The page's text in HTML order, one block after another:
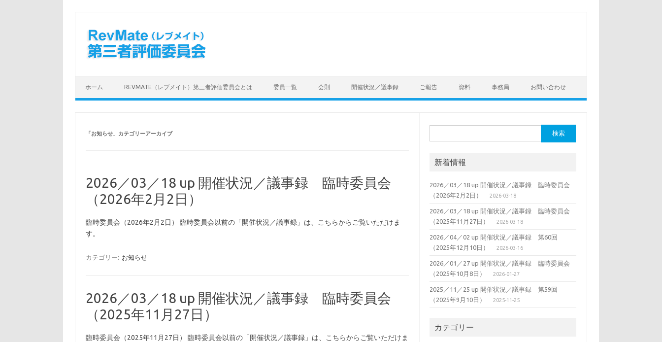
ホーム REVMATE（レブメイト）第三者評価委員会とは 委員一覧 会則 開催状況／議事録 ご報告 資料 事務局 お問い合わせ
「お知らせ」カテゴリーアーカイブ
2026／03／18 up 開催状況／議事録 臨時委員会
（2026年2月2日）
臨時委員会（2026年2月2日） 臨時委員会以前の「開催状況／議事録」は、こちらからご覧いただけま
す。
カテゴリー: お知らせ
2026／03／18 up 開催状況／議事録 臨時委員会
（2025年11月27日）
臨時委員会（2025年11月27日） 臨時委員会以前の「開催状況／議事録」は、こちらからご覧いただけま
索:
新着情報
2026／03／18 up 開催状況／議事録 臨時委員会
（2026年2月2日）
2026-03-18
2026／03／18 up 開催状況／議事録 臨時委員会
（2025年11月27日）
2026-03-18
2026／04／02 up 開催状況／議事録 第60回
（2025年12月10日）
2026-03-16
2026／01／27 up 開催状況／議事録 臨時委員会
（2025年10月8日）
2026-01-27
2025／11／25 up 開催状況／議事録 第59回
（2025年9月10日）
2025-11-25
カテゴリー